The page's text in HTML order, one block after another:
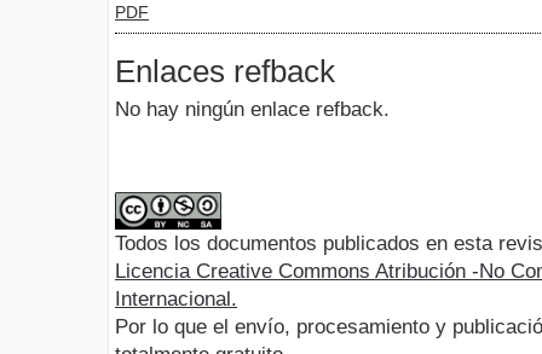
PDF
Enlaces refback
No hay ningún enlace refback.
Todos los documentos publicados en esta
Licencia Creative Commons Atribución -No
Internacional.
Por lo que el envío, procesamiento y